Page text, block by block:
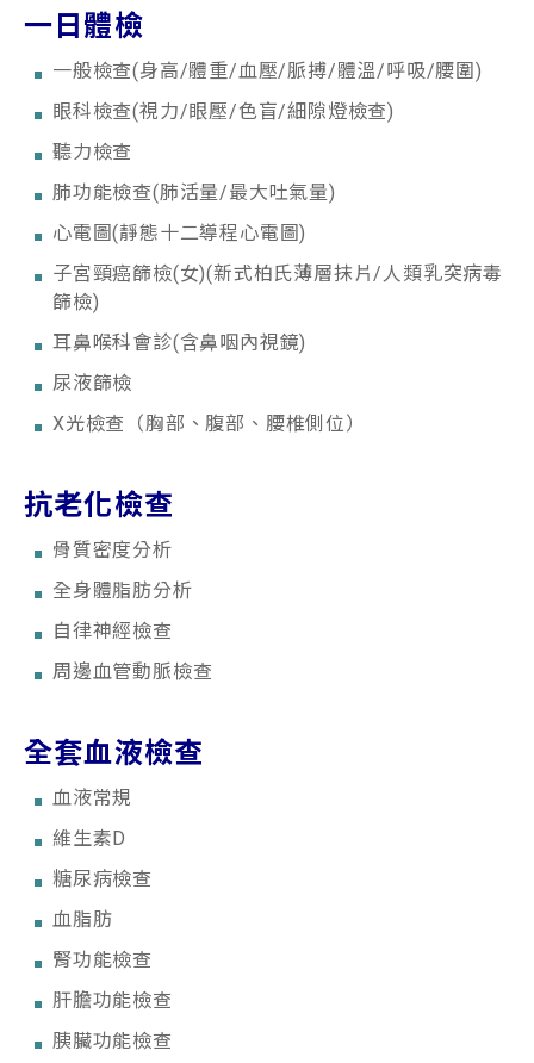
一日體檢
一般檢查(身高/體重/血壓/脈搏/體溫/呼吸/腰圍)
眼科檢查(視力/眼壓/色盲/細隙燈檢查)
聽力檢查
肺功能檢查(肺活量/最大吐氣量)
心電圖(靜態十二導程心電圖)
子宮頸癌篩檢(女)(新式柏氏薄層抹片/人類乳突病毒
篩檢)
耳鼻喉科會診(含鼻咽內視鏡)
尿液篩檢
X光檢查（胸部、腹部、腰椎側位）
抗老化檢查
骨質密度分析
全身體脂肪分析
自律神經檢查
周邊血管動脈檢查
全套血液檢查
血液常規
維生素D
糖尿病檢查
血脂肪
腎功能檢查
肝膽功能檢查
胰臟功能檢查